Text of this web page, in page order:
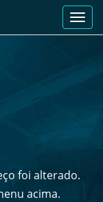
de
foi alterado.
acima.